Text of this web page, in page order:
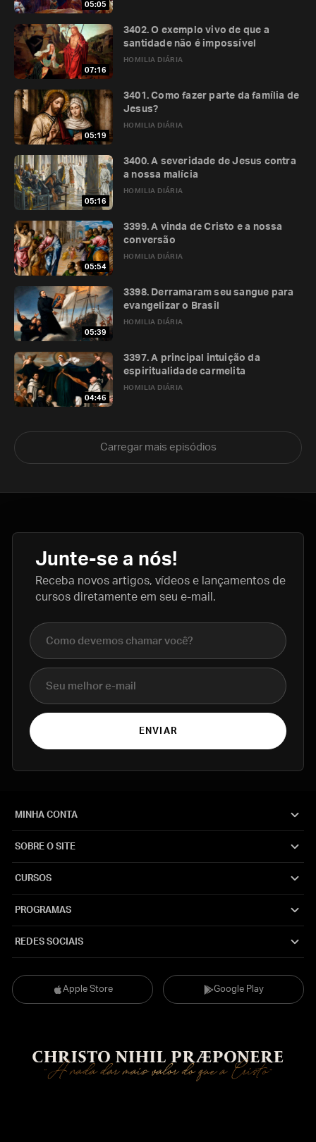
05:05
07:16
HOMILIA DIÁRIA
3402. O exemplo vivo de que a
santidade não é impossível
05:19
HOMILIA DIÁRIA
3401. Como fazer parte da família de
Jesus?
05:16
HOMILIA DIÁRIA
3400. A severidade de Jesus contra
a nossa malícia
05:54
HOMILIA DIÁRIA
3399. A vinda de Cristo e a nossa
conversão
05:39
HOMILIA DIÁRIA
3398. Derramaram seu sangue para
evangelizar o Brasil
04:46
HOMILIA DIÁRIA
3397. A principal intuição da
espiritualidade carmelita
Carregar mais episódios
Junte-se a nós!
Receba novos artigos, vídeos e lançamentos de
cursos diretamente em seu e-mail.
Nome completo
E-mail
ENVIAR
Apple Store Google Play
MINHA CONTA
SOBRE O SITE
CURSOS
PROGRAMAS
REDES SOCIAIS